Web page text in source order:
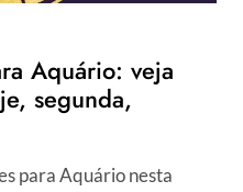
Aquário: veja
segunda,
para Aquário nesta